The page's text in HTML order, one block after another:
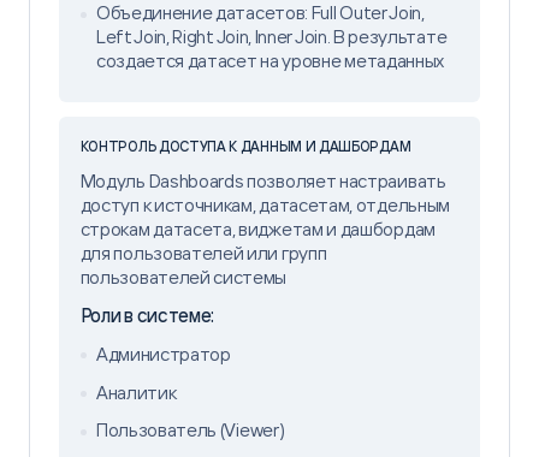
Объединение датасетов: Full Outer Join,
Left Join, Right Join, Inner Join. В результате
создается датасет на уровне метаданных
КОНТРОЛЬ ДОСТУПА К ДАННЫМ И ДАШБОРДАМ
Модуль Dashboards позволяет настраивать
доступ к источникам, датасетам, отдельным
строкам датасета, виджетам и дашбордам
для пользователей или групп
пользователей системы
Роли в системе:
Администратор
Аналитик
Пользователь (Viewer)